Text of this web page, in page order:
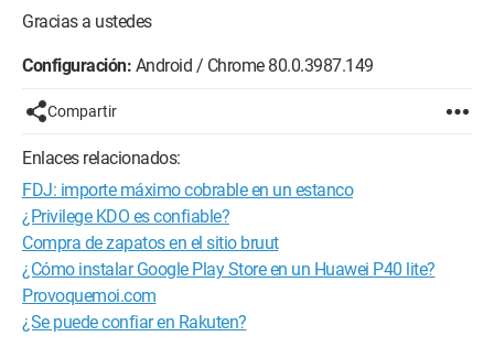
Gracias a ustedes
Configuración: Android / Chrome 80.0.3987.149
Compartir
Enlaces relacionados:
FDJ: importe máximo cobrable en un estanco
¿Privilege KDO es confiable?
Compra de zapatos en el sitio bruut
¿Cómo instalar Google Play Store en un Huawei P40 lite?
Provoquemoi.com
¿Se puede confiar en Rakuten?